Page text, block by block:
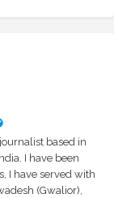
based in
I have been
I have served with
(Gwalior),